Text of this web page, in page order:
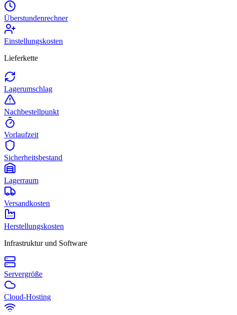
Überstundenrechner
Einstellungskosten
Lieferkette
Lagerumschlag
Nachbestellpunkt
Vorlaufzeit
Sicherheitsbestand
Lagerraum
Versandkosten
Herstellungskosten
Infrastruktur und Software
Servergröße
Cloud-Hosting